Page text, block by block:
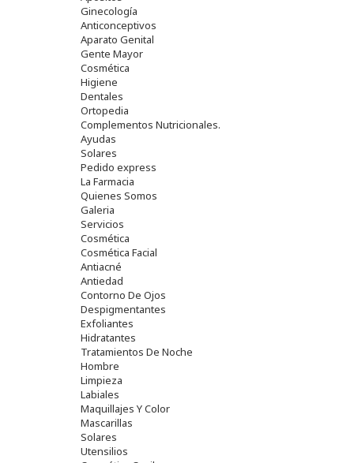
Ginecología
Anticonceptivos
Aparato Genital
Gente Mayor
Cosmética
Higiene
Dentales
Ortopedia
Complementos Nutricionales.
Ayudas
Solares
Pedido express
La Farmacia
Quienes Somos
Galeria
Servicios
Cosmética
Cosmética Facial
Antiacné
Antiedad
Contorno De Ojos
Despigmentantes
Exfoliantes
Hidratantes
Tratamientos De Noche
Hombre
Limpieza
Labiales
Maquillajes Y Color
Mascarillas
Solares
Utensilios